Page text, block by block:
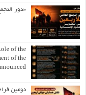
«دور
of the
of the
دومین